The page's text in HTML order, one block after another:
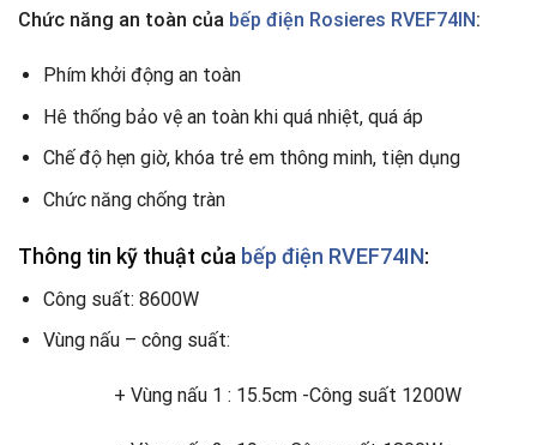
Chức năng an toàn của bếp điện Rosieres RVEF74IN :
Phím khởi động an toàn
Hê thống bảo vệ an toàn khi quá nhiệt, quá áp
Chế độ hẹn giờ, khóa trẻ em thông minh, tiện dụng
Chức năng chống tràn
Thông tin kỹ thuật của bếp điện RVEF74IN:
Công suất: 8600W
Vùng nấu – công suất:
+ Vùng nấu 1 : 15.5cm -Công suất 1200W